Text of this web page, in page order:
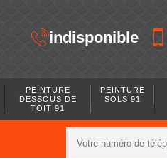
indisponible
PEINTURE
DESSOUS DE
TOIT 91
PEINTURE
SOLS 91